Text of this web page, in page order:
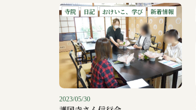
寺院 日記 おけいこ、学び 新着情報
2023/05/30